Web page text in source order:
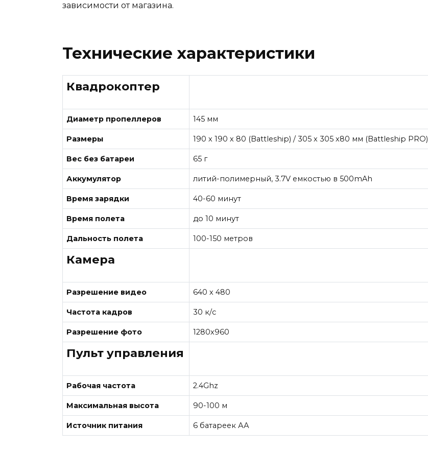
зависимости от магазина.
Технические характеристики
Квадрокоптер
Диаметр пропеллеров 145 мм
Размеры 190 х 190 х 80 (Battleship) / 305 х 305 х80 мм (Battleship PRO)
Вес без батареи 65 г
Аккумулятор литий-полимерный, 3.7V емкостью в 500mAh
Время зарядки 40-60 минут
Время полета до 10 минут
Дальность полета 100-150 метров
Камера
Разрешение видео 640 х 480
Частота кадров 30 к/с
Разрешение фото 1280х960
Пульт управления
Рабочая частота 2.4Ghz
Максимальная высота 90-100 м
Источник питания 6 батареек АА